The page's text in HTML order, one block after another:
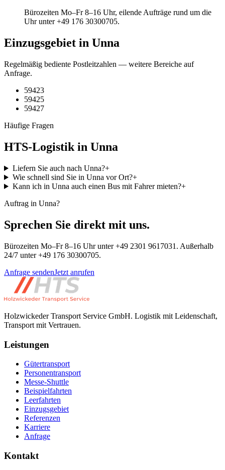
Bürozeiten Mo–Fr 8–16 Uhr, eilende Aufträge rund um die
Uhr unter +49 176 30300705.
Einzugsgebiet in Unna
Regelmäßig bediente Postleitzahlen — weitere Bereiche auf
Anfrage.
59423
59425
59427
Häufige Fragen
HTS-Logistik in Unna
Liefern Sie auch nach Unna?+
Wie schnell sind Sie in Unna vor Ort?+
Kann ich in Unna auch einen Bus mit Fahrer mieten?+
Auftrag in Unna?
Sprechen Sie direkt mit uns.
Bürozeiten Mo–Fr 8–16 Uhr unter +49 2301 9617031. Außerhalb
24/7 unter +49 176 30300705.
Anfrage sendenJetzt anrufen
Holzwickeder Transport Service GmbH. Logistik mit Leidenschaft,
Transport mit Vertrauen.
Leistungen
Gütertransport
Personentransport
Messe-Shuttle
Beispielfahrten
Leerfahrten
Einzugsgebiet
Referenzen
Karriere
Anfrage
Kontakt